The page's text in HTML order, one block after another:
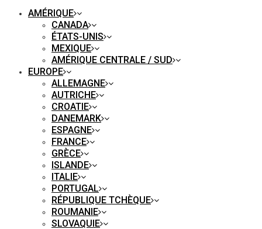
AMÉRIQUE
CANADA
ÉTATS-UNIS
MEXIQUE
AMÉRIQUE CENTRALE / SUD
EUROPE
ALLEMAGNE
AUTRICHE
CROATIE
DANEMARK
ESPAGNE
FRANCE
GRÈCE
ISLANDE
ITALIE
PORTUGAL
RÉPUBLIQUE TCHÈQUE
ROUMANIE
SLOVAQUIE